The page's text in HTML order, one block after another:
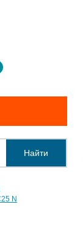
Найти
N